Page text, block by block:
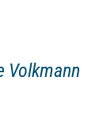
Volkmann